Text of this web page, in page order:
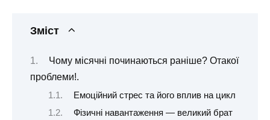
Зміст
Чому місячні починаються раніше? Отакої
проблеми!.
Емоційний стрес та його вплив на цикл
Фізичні навантаження — великий брат